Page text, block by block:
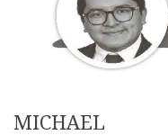
MICHAEL